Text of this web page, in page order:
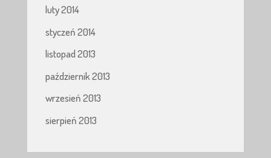
luty 2014
styczeń 2014
listopad 2013
październik 2013
wrzesień 2013
sierpień 2013